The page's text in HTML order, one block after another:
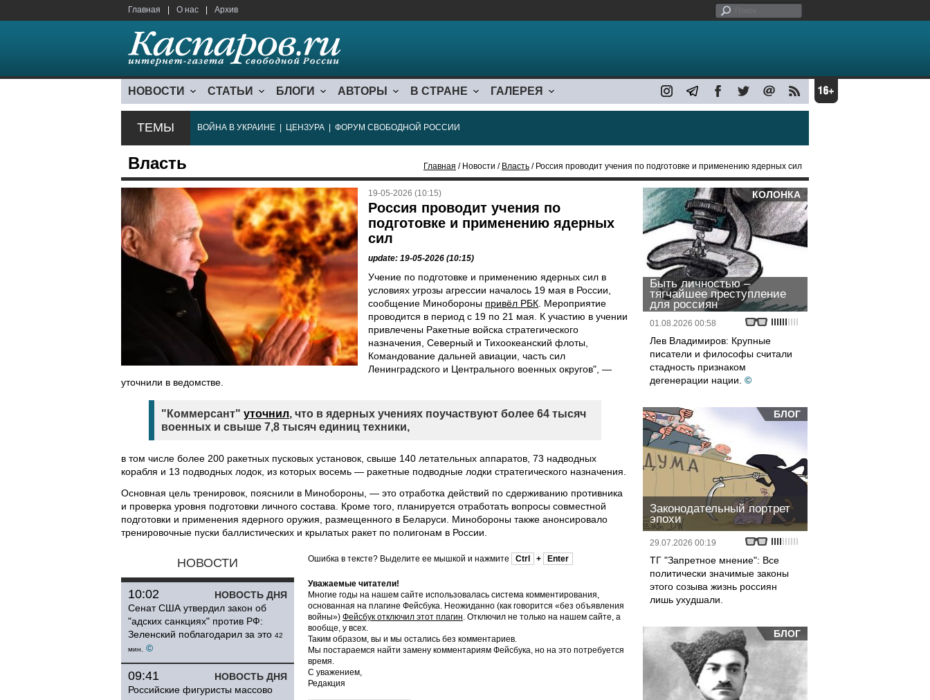
Главная О нас Архив
НОВОСТИ СТАТЬИ БЛОГИ АВТОРЫ В СТРАНЕ ГАЛЕРЕЯ
ТЕМЫ ВОЙНА В УКРАИНЕ ЦЕНЗУРА ФОРУМ СВОБОДНОЙ РОССИИ
Власть Главная / Новости / Власть / Россия проводит учения по подготовке и применению ядерных сил
19-05-2026 (10:15)
Россия проводит учения по
подготовке и применению ядерных
сил
update: 19-05-2026 (10:15)
Учение по подготовке и применению ядерных сил в
условиях угрозы агрессии началось 19 мая в России,
сообщение Минобороны привёл РБК . Мероприятие
проводится в период с 19 по 21 мая. К участию в учении
привлечены Ракетные войска стратегического
назначения, Северный и Тихоокеанский флоты,
Командование дальней авиации, часть сил
Ленинградского и Центрального военных округов", —
уточнили в ведомстве.
"Коммерсант" уточнил, что в ядерных учениях поучаствуют более 64 тысяч
военных и свыше 7,8 тысяч единиц техники,
в том числе более 200 ракетных пусковых установок, свыше 140 летательных аппаратов, 73 надводных
корабля и 13 подводных лодок, из которых восемь — ракетные подводные лодки стратегического назначения.
Основная цель тренировок, пояснили в Минобороны, — это отработка действий по сдерживанию противника
и проверка уровня подготовки личного состава. Кроме того, планируется отработать вопросы совместной
подготовки и применения ядерного оружия, размещенного в Беларуси. Минобороны также анонсировало
тренировочные пуски баллистических и крылатых ракет по полигонам в России.
НОВОСТИ
НОВОСТЬ ДНЯ
10:02
Сенат США утвердил закон об
"адских санкциях" против РФ:
Зеленский поблагодарил за это 42
мин.
©
НОВОСТЬ ДНЯ
09:41
Российские фигуристы массово
Ошибка в тексте? Выделите ее мышкой и нажмите Ctrl + Enter
Уважаемые читатели!
Многие годы на нашем сайте использовалась система комментирования,
основанная на плагине Фейсбука. Неожиданно (как говорится «без объявления
войны») Фейсбук отключил этот плагин. Отключил не только на нашем сайте, а
вообще, у всех.
Таким образом, вы и мы остались без комментариев.
Мы постараемся найти замену комментариям Фейсбука, но на это потребуется
время.
С уважением,
Редакция
КОЛОНКА
Быть личностью –
тягчайшее преступление
для россиян
01.08.2026 00:58
Лев Владимиров: Крупные
писатели и философы считали
стадность признаком
дегенерации нации. ©
БЛОГ
Законодательный портрет
эпохи
29.07.2026 00:19
ТГ "Запретное мнение": Все
политически значимые законы
этого созыва жизнь россиян
лишь ухудшали.
БЛОГ